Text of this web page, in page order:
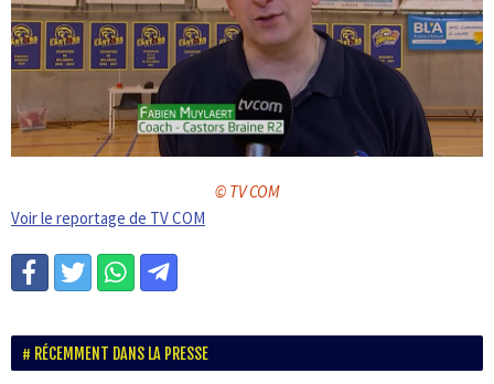
© TV COM
Voir le reportage de TV COM
RÉCEMMENT DANS LA PRESSE